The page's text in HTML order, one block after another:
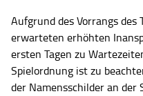
Aufgrund des Vorrangs
erwarteten erhöhten
ersten Tagen zu
Spielordnung ist zu
der Namensschilder an der